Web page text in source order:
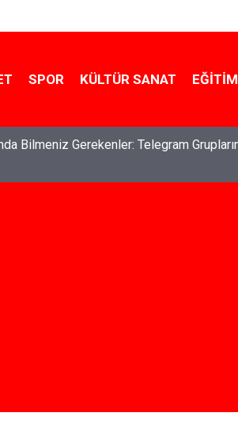
SPOR KÜLTÜR SANAT EĞITIM
ve Koruma Altına Almak